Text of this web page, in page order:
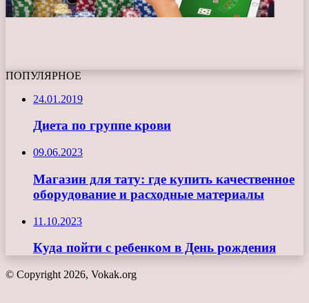
ПОПУЛЯРНОЕ
24.01.2019
Диета по группе крови
09.06.2023
Магазин для тату: где купить качественное
оборудование и расходные материалы
11.10.2023
Куда пойти с ребенком в День рождения
© Copyright 2026, Vokak.org